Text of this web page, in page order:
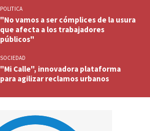
POLITICA
"No vamos a ser cómplices de la usura
que afecta a los trabajadores
públicos"
SOCIEDAD
"Mi Calle", innovadora plataforma
para agilizar reclamos urbanos